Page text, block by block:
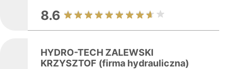
8.6
HYDRO-TECH ZALEWSKI
KRZYSZTOF (firma hydrauliczna)